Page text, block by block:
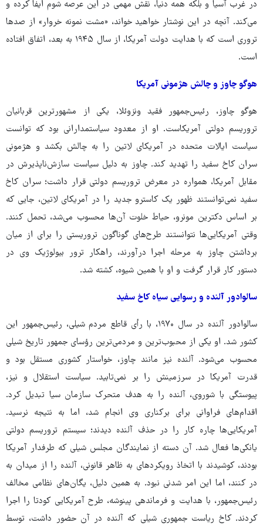
در غرب آسیا و بلکه همه دنیا، نقش مهمی در این عرصه شوم ایفا کرده‌ و
می‌کند. آنچه در این نوشتار خواهید خواند، «مشت نمونه خروار» از صدها
تروری است که با هدایت دولت آمریکا، از سال ۱۹۴۵ به بعد، اتفاق افتاده
است.
هوگو چاوز و چالش هژمونی آمریکا
هوگو چاوز، رئیس‌جمهور فقید ونزوئلا، یکی از مشهورترین قربانیان
تروریسم دولتی آمریکاست. او از معدود سیاستمدارانی بود که توانست
سیاست ایالات متحده در آمریکای لاتین را به چالش بکشد و هژمونی
سران کاخ سفید را تهدید کند. چاوز به دلیل سیاست سازش‌ناپذیرش در
مقابل آمریکا، همواره در معرض تروریسم دولتی قرار داشت؛ سران کاخ
سفید نمی‌توانستند ظهور یک کاسترو جدید را در آمریکای لاتین، جایی که
بر اساس دکترین مونرو، حیاط خلوت آن‌ها محسوب می‌شد، تحمل کنند.
وقتی آمریکایی‌ها نتوانستند طرح‌های گوناگون تروریستی را برای از میان
برداشتن چاوز به مرحله اجرا درآورند، راهکار ترور بیولوژیک وی در
دستور کار قرار گرفت و او با همین شیوه، کشته شد.
سالوادور آلنده و رسوایی سیاه کاخ سفید
سالوادور آلنده در سال ۱۹۷۰، با رأی قاطع مردم شیلی، رئیس‌جمهور این
کشور شد. او یکی از محبوب‌ترین و مردمی‌ترین رؤسای جمهور تاریخ شیلی
محسوب می‌شود. آلنده نیز مانند چاوز، خواستار کشوری مستقل بود و
قدرت آمریکا در سرزمینش را بر نمی‌تابید. سیاست استقلال و نیز،
پیوستگی با شوروی، آلنده را به هدف متحرک سازمان سیا تبدیل کرد.
اقدام‌های فراوانی برای برکناری وی انجام شد، اما به نتیجه نرسید.
آمریکایی‌ها چاره کار را در حذف آلنده دیدند؛ سیستم تروریسم دولتی
یانکی‌ها فعال شد. آن دسته از نمایندگان مجلس شیلی که طرفدار آمریکا
بودند، کوشیدند با اتخاذ رویکردهای به ظاهر قانونی، آلنده را از میدان به
در کنند، اما این امر شدنی نبود. به همین دلیل، یگان‌های نظامی مخالف
رئیس‌جمهور، با هدایت و فرماندهی پینوشه، طرح آمریکایی کودتا را اجرا
کردند. کاخ ریاست جمهوری شیلی که آلنده در آن حضور داشت، توسط